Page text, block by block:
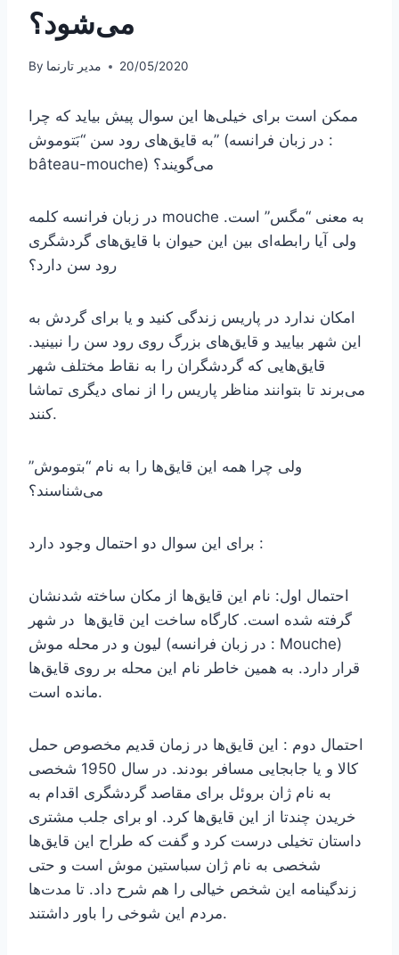
می‌شود؟
By مدیر تارنما 20/05/2020
ممکن است برای خیلی‌ها این سوال پیش بیاید که چرا
به قایق‌های رود سن “بَتوموش” (در زبان فرانسه :
bâteau-mouche) می‌گویند؟
در زبان فرانسه کلمه mouche به معنی “مگس” است.
ولی آیا رابطه‌ای بین این حیوان با قایق‌های گردشگری
رود سن دارد؟
امکان ندارد در پاریس زندگی کنید و یا برای گردش به
این شهر بیایید و قایق‌های بزرگ روی رود سن را نبینید.
قایق‌هایی که گردشگران را به نقاط مختلف شهر
می‌برند تا بتوانند مناظر پاریس را از نمای دیگری تماشا
کنند.
ولی چرا همه این قایق‌ها را به نام “بتوموش”
می‌شناسند؟
برای این سوال دو احتمال وجود دارد :
احتمال اول: نام این قایق‌ها از مکان ساخته شدنشان
گرفته شده است. کارگاه ساخت این قایق‌ها در شهر
لیون و در محله موش (در زبان فرانسه : Mouche)
قرار دارد. به همین خاطر نام این محله بر روی قایق‌ها
مانده است.
احتمال دوم : این قایق‌ها در زمان قدیم مخصوص حمل
کالا و یا جابجایی مسافر بودند. در سال 1950 شخصی
به نام ژان بروئل برای مقاصد گردشگری اقدام به
خریدن چندتا از این قایق‌ها کرد. او برای جلب مشتری
داستان تخیلی درست کرد و گفت که طراح این قایق‌ها
شخصی به نام ژان سباستین موش است و حتی
زندگینامه این شخص خیالی را هم شرح داد. تا مدت‌ها
مردم این شوخی را باور داشتند.